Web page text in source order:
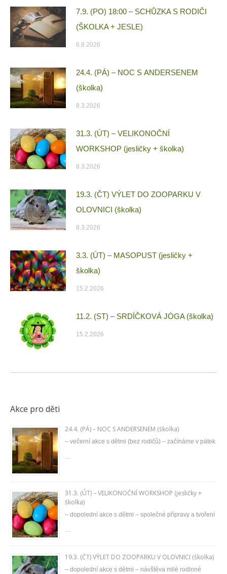
7.9. (PO) 18:00 – SCHŮZKA S RODIČI
(ŠKOLKA + JESLE)
6.8.2026
24.4. (PÁ) – NOC S ANDERSENEM
(školka)
8.3.2026
31.3. (ÚT) – VELIKONOČNÍ
WORKSHOP (jesličky + školka)
8.3.2026
19.3. (ČT) VÝLET DO ZOOPARKU V
OLOVNICI (školka)
8.3.2026
3.3. (ÚT) – MASOPUST (jesličky +
školka)
15.2.2026
11.2. (ST) – SRDÍČKOVÁ JÓGA (školka)
15.2.2026
Akce pro děti
24.4. (PÁ) – NOC S ANDERSENEM (školka)
– večerní akce s dětmi (bez rodičů) – začínáme v pátek
…
31.3. (ÚT) – VELIKONOČNÍ WORKSHOP (jesličky +
školka)
– dopolední akce s dětmi – společné přípravy a tvoření
…
19.3. (ČT) VÝLET DO ZOOPARKU V OLOVNICI (školka)
– dopolední akce s dětmi – návštěva milé rodinné